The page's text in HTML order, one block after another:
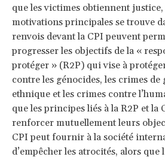
que les victimes obtiennent justice,
motivations principales se trouve
renvois devant la CPI peuvent
progresser les objectifs de la «
protéger » (R2P) qui vise à
contre les génocides, les crimes de
ethnique et les crimes contre
que les principes liés à la R2P et la
renforcer mutuellement leurs
CPI peut fournir à la société
d’empêcher les atrocités, alors